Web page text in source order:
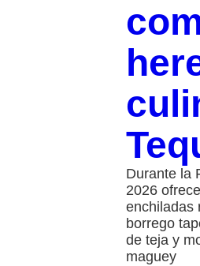
Durante la
2026
enchiladas
borrego
de teja y
maguey